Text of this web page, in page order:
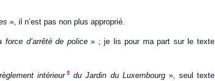
», il n’est pas non plus approprié.
force d’arrêté de police» ; je lis pour ma part sur le texte
règlement intérieur 5 du Jardin du Luxembourg », seul texte